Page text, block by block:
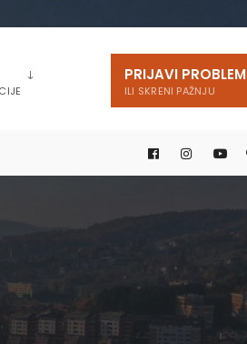
PRIJAVI PROBLEM
ILI SKRENI PAŽNJU